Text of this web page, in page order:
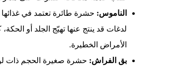
الناموس: حشرة طائرة تعتمد في
لدغات قد ينتج عنها تهيّج الجلد أو
الأمراض الخطيرة.
بق الفراش: حشرة صغيرة الحجم ذات